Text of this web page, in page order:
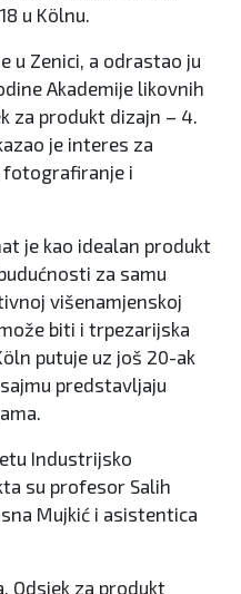
u Kölnu.
u Zenici, a odrastao ju
Akademije likovnih
za produkt dizajn – 4.
je interes za
fotografiranje i
je kao idealan produkt
za samu
višenamjenskoj
biti i trpezarijska
putuje uz još 20-ak
predstavljaju
Industrijsko
su profesor Salih
Mujkić i asistentica
Odsjek za produkt